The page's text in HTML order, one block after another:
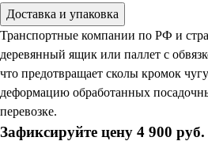
Доставка и упаковка
Транспортные компании по РФ и
деревянный ящик или паллет с
что предотвращает сколы кромок
деформацию обработанных
перевозке.
Зафиксируйте цену 4 900 руб.